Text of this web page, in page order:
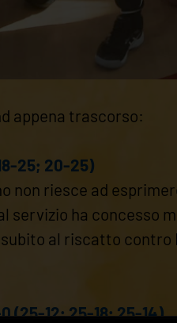
appena trascorso:
25; 20-25)
non riesce ad
ha concesso
al riscatto
(25-12; 25-18; 25-14)